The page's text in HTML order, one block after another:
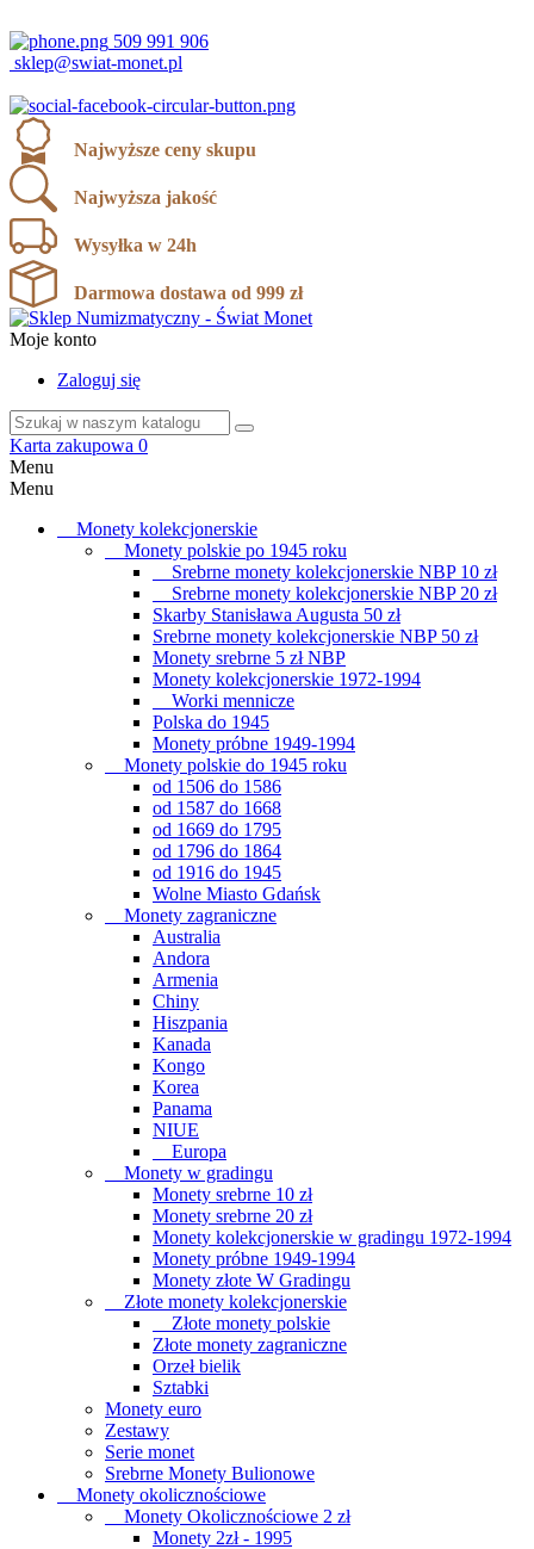
509 991 906
sklep@swiat-monet.pl
Najwyższe ceny skupu
Najwyższa jakość
Wysyłka w 24h
Darmowa dostawa od 999 zł
Moje konto
Zaloguj się
Karta zakupowa 0
Menu
Menu
Monety kolekcjonerskie
Monety polskie po 1945 roku
Srebrne monety kolekcjonerskie NBP 10 zł
Srebrne monety kolekcjonerskie NBP 20 zł
Skarby Stanisława Augusta 50 zł
Srebrne monety kolekcjonerskie NBP 50 zł
Monety srebrne 5 zł NBP
Monety kolekcjonerskie 1972-1994
Worki mennicze
Polska do 1945
Monety próbne 1949-1994
Monety polskie do 1945 roku
od 1506 do 1586
od 1587 do 1668
od 1669 do 1795
od 1796 do 1864
od 1916 do 1945
Wolne Miasto Gdańsk
Monety zagraniczne
Australia
Andora
Armenia
Chiny
Hiszpania
Kanada
Kongo
Korea
Panama
NIUE
Europa
Monety w gradingu
Monety srebrne 10 zł
Monety srebrne 20 zł
Monety kolekcjonerskie w gradingu 1972-1994
Monety próbne 1949-1994
Monety złote W Gradingu
Złote monety kolekcjonerskie
Złote monety polskie
Złote monety zagraniczne
Orzeł bielik
Sztabki
Monety euro
Zestawy
Serie monet
Srebrne Monety Bulionowe
Monety okolicznościowe
Monety Okolicznościowe 2 zł
Monety 2zł - 1995